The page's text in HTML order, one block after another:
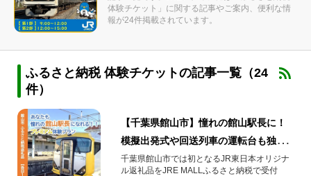
体験チケット」に関する記事やご案内、便利な情
報が24件掲載されています。
ふるさと納税 体験チケットの記事一覧（24
件）
【千葉県館山市】憧れの館山駅長に！
模擬出発式や回送列車の運転台も独り
占め！ふるさと納税プレミアム体験
千葉県館山市では初となるJR東日本オリジナ
ル返礼品をJRE MALLふるさと納税で受付